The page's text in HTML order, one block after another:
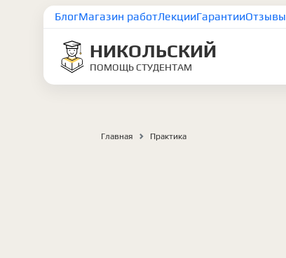
БлогМагазин работЛекцииГарантииОтзывы
НИКОЛЬСКИЙ
ПОМОЩЬ СТУДЕНТАМ
Главная Практика